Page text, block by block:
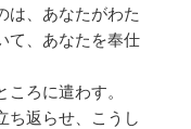
は、あなたがわた
て、あなたを奉仕
ろに遣わす。
ち返らせ、こうし